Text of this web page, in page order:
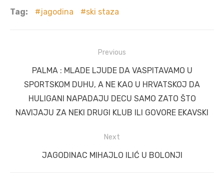
Tag: jagodina ski staza
navigation
Previous
Previous
post:
PALMA : MLADE LJUDE DA VASPITAVAMO U
SPORTSKOM DUHU, A NE KAO U HRVATSKOJ DA
HULIGANI NAPADAJU DECU SAMO ZATO ŠTO
NAVIJAJU ZA NEKI DRUGI KLUB ILI GOVORE EKAVSKI
Next
Next
JAGODINAC MIHAJLO ILIĆ U BOLONJI